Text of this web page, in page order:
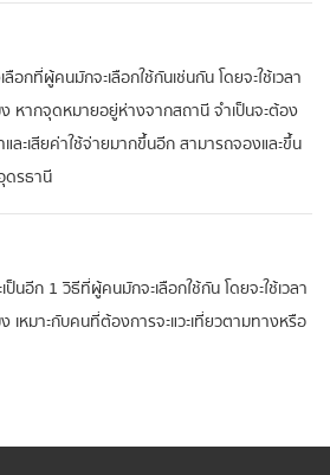
อกที่ผู้คนมักจะเลือกใช้กันเช่นกัน โดยจะใช้เวลา
หากจุดหมายอยู่ห่างจากสถานี จำเป็นจะต้อง
และเสียค่าใช้จ่ายมากขึ้นอีก สามารถจองและขึ้น
ดรธานี
นอีก 1 วิธีที่ผู้คนมักจะเลือกใช้กัน โดยจะใช้เวลา
เหมาะกับคนที่ต้องการจะแวะเที่ยวตามทางหรือ